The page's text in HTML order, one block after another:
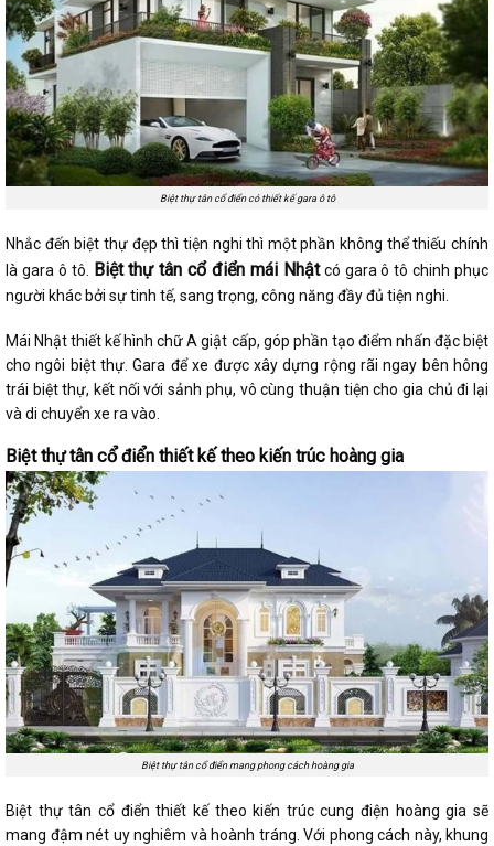
Biệt thự tân cổ điển có thiết kế gara ô tô
Nhắc đến biệt thự đẹp thì tiện nghi thì một phần không thể thiếu chính
là gara ô tô. Biệt thự tân cổ điển mái Nhậtcó gara ô tô chinh phục
người khác bởi sự tinh tế, sang trọng, công năng đầy đủ tiện nghi.
Mái Nhật thiết kế hình chữ A giật cấp, góp phần tạo điểm nhấn đặc biệt
cho ngôi biệt thự. Gara để xe được xây dựng rộng rãi ngay bên hông
trái biệt thự, kết nối với sảnh phụ, vô cùng thuận tiện cho gia chủ đi lại
và di chuyển xe ra vào.
Biệt thự tân cổ điển thiết kế theo kiến trúc hoàng gia
Biệt thự tân cổ điển mang phong cách hoàng gia
Biệt thự tân cổ điển thiết kế theo kiến trúc cung điện hoàng gia sẽ
mang đậm nét uy nghiêm và hoành tráng. Với phong cách này, khung